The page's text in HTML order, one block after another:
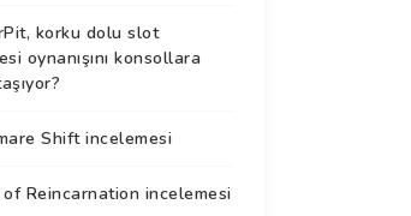
korku dolu slot
oynanışını konsollara
Shift incelemesi
Reincarnation incelemesi